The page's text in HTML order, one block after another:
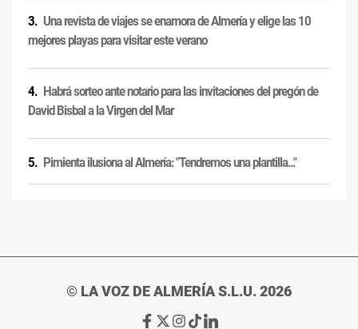
Una revista de viajes se enamora de Almería y elige las 10
mejores playas para visitar este verano
Habrá sorteo ante notario para las invitaciones del pregón de
David Bisbal a la Virgen del Mar
Pimienta ilusiona al Almería: "Tendremos una plantilla..."
© LA VOZ DE ALMERÍA S.L.U. 2026
Ir
Ir
Ir Ir Ir